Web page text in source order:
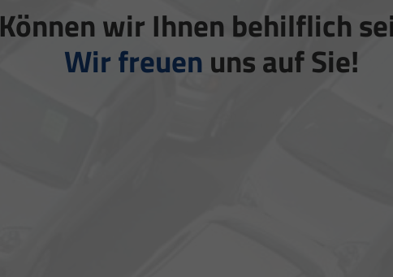
Können wir Ihnen behilflich
Wir freuenuns auf Sie!